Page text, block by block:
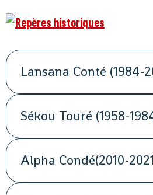
Lansana Conté (1984-
Sékou Touré (1958-
Alpha Condé(2010-